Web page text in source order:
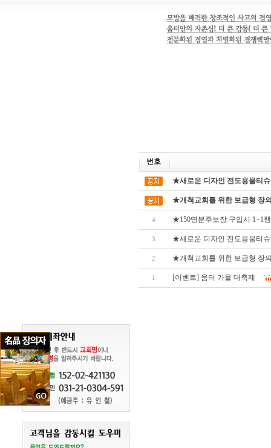
번호
★새로운 디자인 전도용물티
★개척교회를 위한 보급형 장
4 ★150명분주보장 구입시 1+1
3 ★새로운 디자인 전도용물티
2 ★개척교회를 위한 보급형 장
1 [이벤트] 움터 가을 대축제